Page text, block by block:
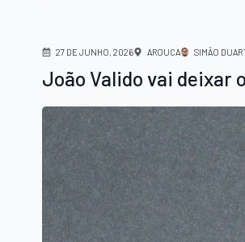
27 DE JUNHO, 2026 AROUCA SIMÃO
João Valido vai deixar